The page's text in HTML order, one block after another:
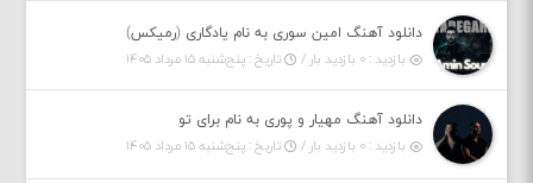
دانلود آهنگ امین سوری به نام یادگاری (رمیکس)
بازدید : ۰ بازدید بار /
تاریخ : پنج‌شنبه ۱۵ مرداد ۱۴۰۵
دانلود آهنگ مهیار و پوری به نام برای تو
بازدید : ۰ بازدید بار /
تاریخ : پنج‌شنبه ۱۵ مرداد ۱۴۰۵